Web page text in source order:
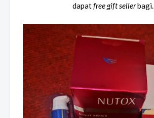
dapatfree giftsellerbagi.